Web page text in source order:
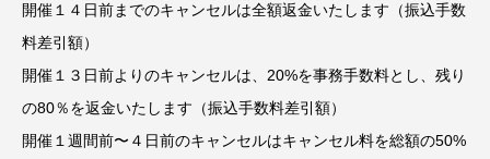
開催１４日前までのキャンセルは全額返金いたします（振込手数
料差引額）
開催１３日前よりのキャンセルは、20%を事務手数料とし、残り
の80％を返金いたします（振込手数料差引額）
開催１週間前〜４日前のキャンセルはキャンセル料を総額の50%